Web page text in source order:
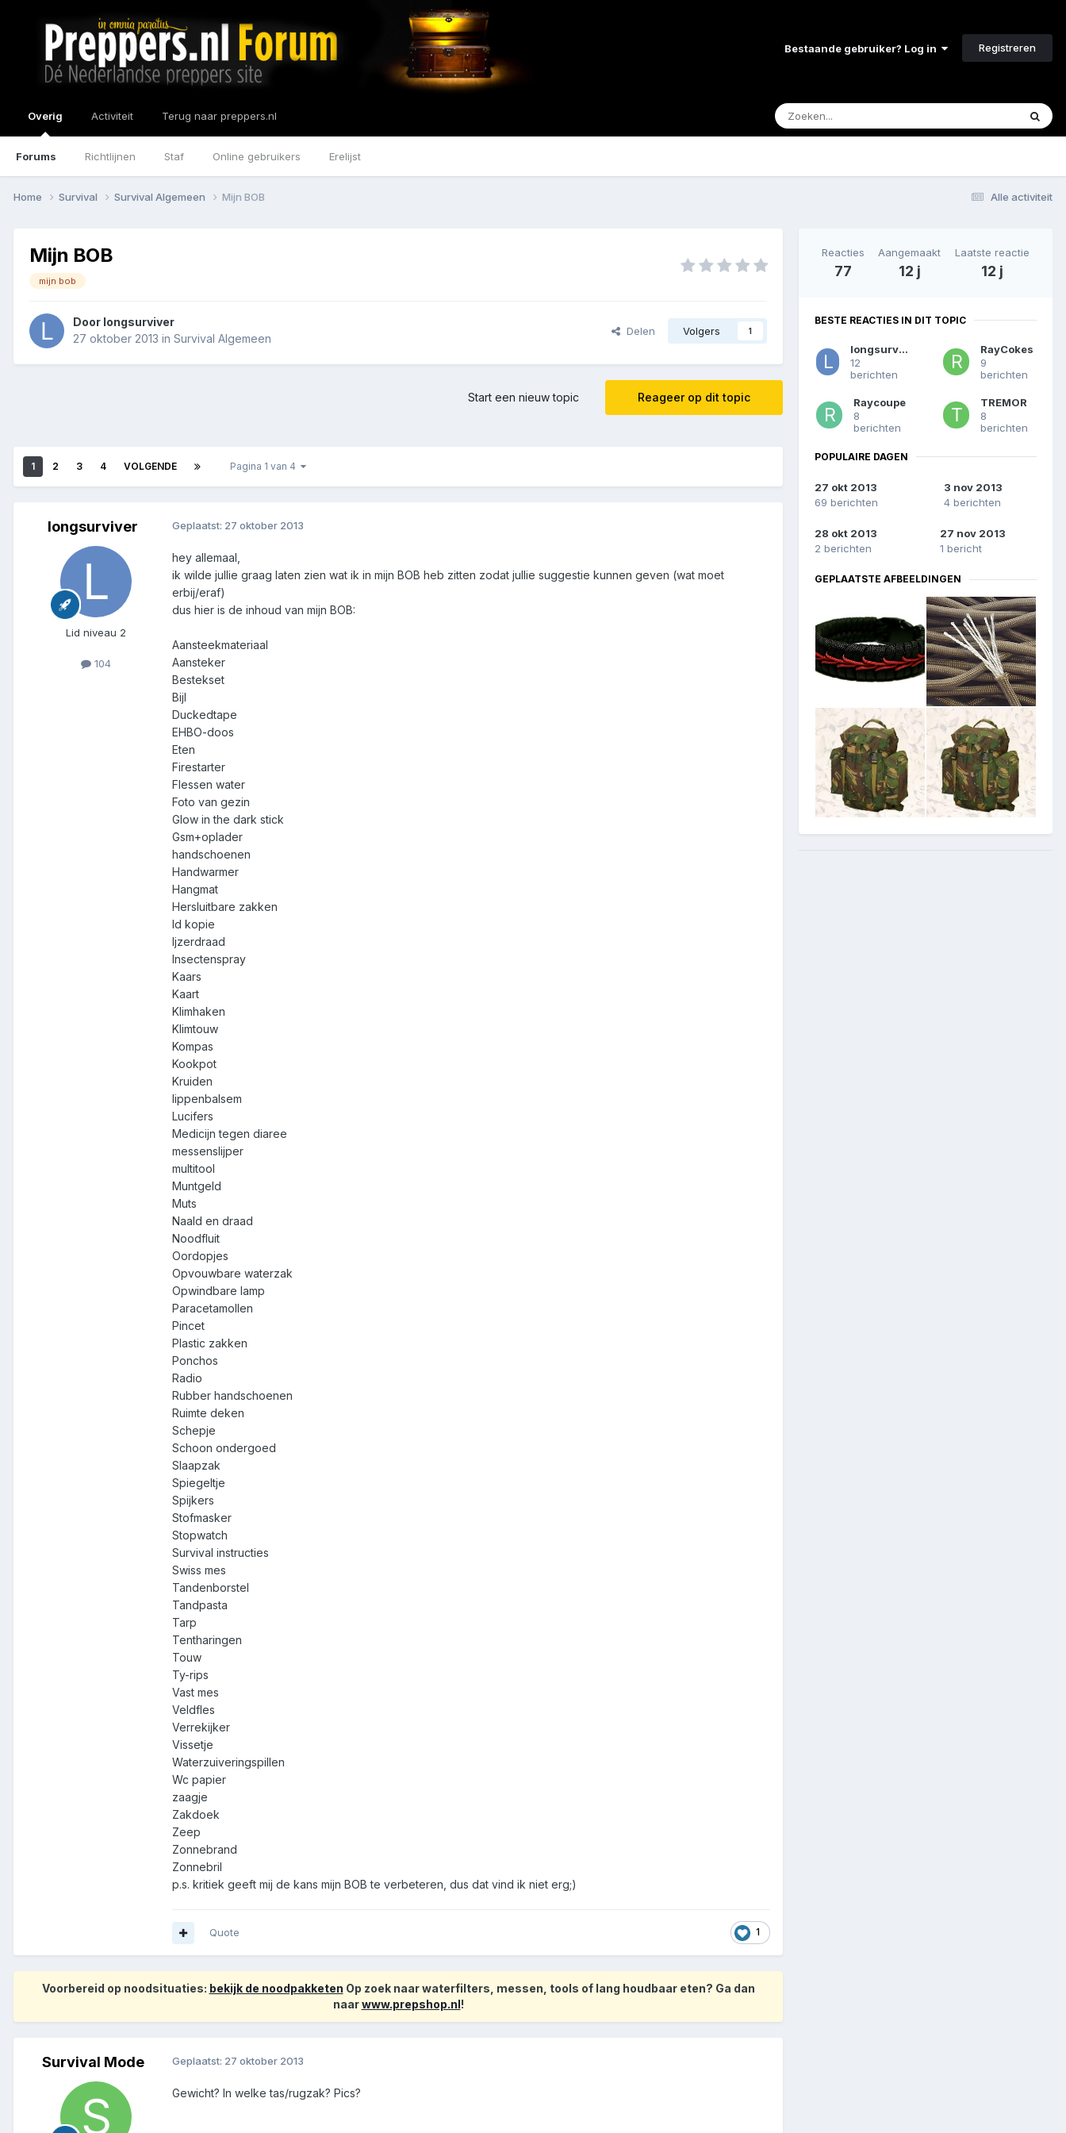
Bestaande gebruiker? Log in Registreren
Overig
Forums Richtlijnen Staf Online gebruikers Erelijst
Activiteit Terug naar preppers.nl
Alle activiteit
Home Survival Survival Algemeen Mijn BOB
Mijn BOB
mijn bob
Door longsurviver
27 oktober 2013 in Survival Algemeen
Delen Volgers 1
Reageer op dit topic
Start een nieuw topic
1 2 3 4 VOLGENDE Pagina 1 van 4
longsurviver
Lid niveau 2
104
Geplaatst: 27 oktober 2013
hey allemaal,
ik wilde jullie graag laten zien wat ik in mijn BOB heb zitten zodat jullie suggestie kunnen geven (wat moet
erbij/eraf)
dus hier is de inhoud van mijn BOB:
Aansteekmateriaal
Aansteker
Bestekset
Bijl
Duckedtape
EHBO-doos
Eten
Firestarter
Flessen water
Foto van gezin
Glow in the dark stick
Gsm+oplader
handschoenen
Handwarmer
Hangmat
Hersluitbare zakken
Id kopie
Ijzerdraad
Insectenspray
Kaars
Kaart
Klimhaken
Klimtouw
Kompas
Kookpot
Kruiden
lippenbalsem
Lucifers
Medicijn tegen diaree
messenslijper
multitool
Muntgeld
Muts
Naald en draad
Noodfluit
Oordopjes
Opvouwbare waterzak
Opwindbare lamp
Paracetamollen
Pincet
Plastic zakken
Ponchos
Radio
Rubber handschoenen
Ruimte deken
Schepje
Schoon ondergoed
Slaapzak
Spiegeltje
Spijkers
Stofmasker
Stopwatch
Survival instructies
Swiss mes
Tandenborstel
Tandpasta
Tarp
Tentharingen
Touw
Ty-rips
Vast mes
Veldfles
Verrekijker
Vissetje
Waterzuiveringspillen
Wc papier
zaagje
Zakdoek
Zeep
Zonnebrand
Zonnebril
p.s. kritiek geeft mij de kans mijn BOB te verbeteren, dus dat vind ik niet erg;)
1
Quote
Voorbereid op noodsituaties: bekijk de noodpakketen Op zoek naar waterfilters, messen, tools of lang houdbaar eten? Ga dan
naarwww.prepshop.nl!
Survival Mode Geplaatst: 27 oktober 2013
Gewicht? In welke tas/rugzak? Pics?
Reacties
77
Aangemaakt
12 j
Laatste reactie
12 j
BESTE REACTIES IN DIT TOPIC
longsurviver
12
berichten
RayCokes
9
berichten
Raycoupe
8
berichten
TREMOR
8
berichten
POPULAIRE DAGEN
27 okt 2013
69 berichten
3 nov 2013
4 berichten
28 okt 2013
2 berichten
27 nov 2013
1 bericht
GEPLAATSTE AFBEELDINGEN